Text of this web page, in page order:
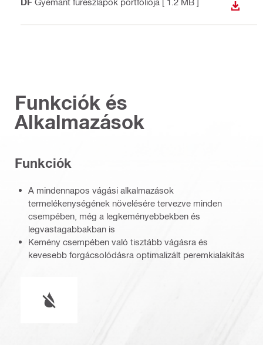
Funkciók és
Alkalmazások
Funkciók
A mindennapos vágási alkalmazások
termelékenységének növelésére tervezve minden
csempében, még a legkeményebbekben és
legvastagabbakban is
Kemény csempében való tisztább vágásra és
kevesebb forgácsolódásra optimalizált peremkialakítás